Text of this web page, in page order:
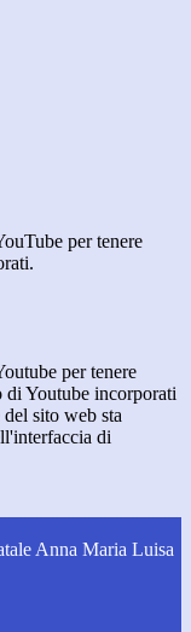
per tenere
per tenere
di Youtube incorporati
sito web sta
di
Anna Maria Luisa